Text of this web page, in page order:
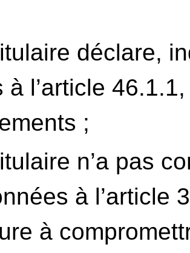
déclare,
à l’article
;
n’a pas
à l’article
à